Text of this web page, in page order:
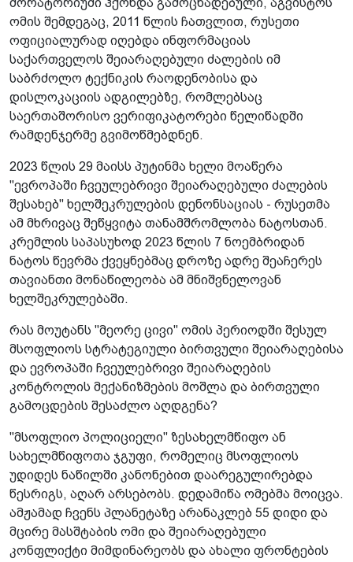
მორატორიუმი ჰქონდა გამოცხადებული, აგვისტოს
ომის შემდეგაც, 2011 წლის ჩათვლით, რუსეთი
ოფიციალურად იღებდა ინფორმაციას
საქართველოს შეიარაღებული ძალების იმ
საბრძოლო ტექნიკის რაოდენობისა და
დისლოკაციის ადგილებზე, რომლებსაც
საერთაშორისო ვერიფიკატორები წელიწადში
რამდენჯერმე გვიმოწმებდნენ.
2023 წლის 29 მაისს პუტინმა ხელი მოაწერა
"ევროპაში ჩვეულებრივი შეიარაღებული ძალების
შესახებ" ხელშეკრულების დენონსაციას - რუსეთმა
ამ მხრივაც შეწყვიტა თანამშრომლობა ნატოსთან.
კრემლის საპასუხოდ 2023 წლის 7 ნოემბრიდან
ნატოს წევრმა ქვეყნებმაც დროზე ადრე შეაჩერეს
თავიანთი მონაწილეობა ამ მნიშვნელოვან
ხელშეკრულებაში.
რას მოუტანს "მეორე ცივი" ომის პერიოდში შესულ
მსოფლიოს სტრატეგიული ბირთვული შეიარაღებისა
და ევროპაში ჩვეულებრივი შეიარაღების
კონტროლის მექანიზმების მოშლა და ბირთვული
გამოცდების შესაძლო აღდგენა?
"მსოფლიო პოლიციელი" ზესახელმწიფო ან
სახელმწიფოთა ჯგუფი, რომელიც მსოფლიოს
უდიდეს ნაწილში კანონებით დაარეგულირებდა
წესრიგს, აღარ არსებობს. დედამიწა ომებმა მოიცვა.
ამჟამად ჩვენს პლანეტაზე არანაკლებ 55 დიდი და
მცირე მასშტაბის ომი და შეიარაღებული
კონფლიქტი მიმდინარეობს და ახალი ფრონტების